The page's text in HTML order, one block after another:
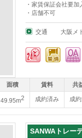
・家賃保証会社要加
・店舗不可
交通 大阪メ
面積 賃料 共
49.95m2 成約済み 成
SANWAトレー